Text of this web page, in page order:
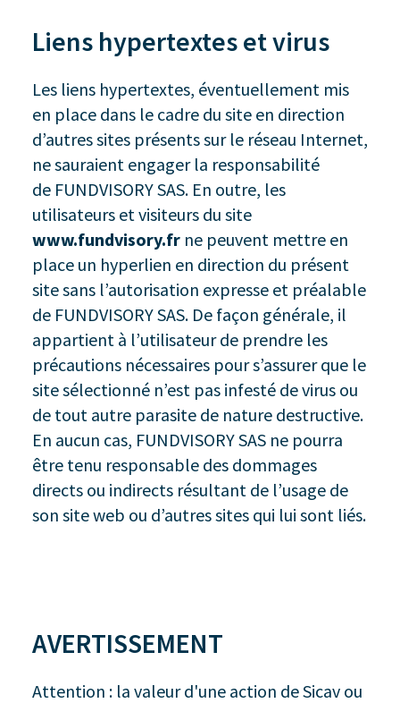
Liens hypertextes et virus
Les liens hypertextes, éventuellement mis
en place dans le cadre du site en direction
d’autres sites présents sur le réseau Internet,
ne sauraient engager la responsabilité
de FUNDVISORY SAS. En outre, les
utilisateurs et visiteurs du site
www.fundvisory.fr ne peuvent mettre en
place un hyperlien en direction du présent
site sans l’autorisation expresse et préalable
de FUNDVISORY SAS. De façon générale, il
appartient à l’utilisateur de prendre les
précautions nécessaires pour s’assurer que le
site sélectionné n’est pas infesté de virus ou
de tout autre parasite de nature destructive.
En aucun cas, FUNDVISORY SAS ne pourra
être tenu responsable des dommages
directs ou indirects résultant de l’usage de
son site web ou d’autres sites qui lui sont liés.
AVERTISSEMENT
Attention : la valeur d'une action de Sicav ou